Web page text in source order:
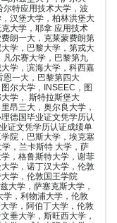
特应用技术大学，波
汉堡大学，柏林洪堡大
大学，耶拿 应用技术
朗一大，克莱蒙费朗第
学，巴黎大学，第戎大
凡尔赛大学，巴黎第九
学，滨海大学，科西嘉
恩一大，巴黎第四大
尔大学，INSEEC，图
学， 斯特拉斯堡大
昂三大，奥尔良大学，
德国毕业证文凭学历认
证文凭学历认证成绩单
院，巴斯大学，埃克塞
，兰卡斯特 大学，萨
，格鲁斯特大学，谢菲
学，诺丁汉大学，伦敦
学，伦敦国王学院
大学，萨塞克斯大学，
学，利物浦大学，伦敦
学，阿伯丁大学，伦敦
垂大学，斯旺西大学，